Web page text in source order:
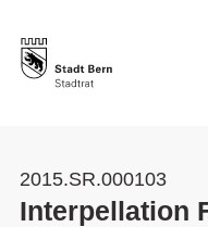
2015.SR.000103
Interpellation